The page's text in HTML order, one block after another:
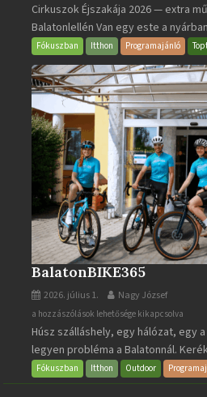
Éjszakája
2026
bejegyzéshez
Cirkuszok Éjszakája 2026 — extra
Balatonlellén Van egy este a
Fókuszban Itthon Programajánló
BalatonBIKE365
2026. július 1. Nagy József
BalatonBIKE365
bejegyzéshez
a hozzászólások lehetősége kikapcsolva
Húsz szálláshely, egy hálózat, egy
legyen probléma a Balatonnál.
Fókuszban Itthon Outdoor